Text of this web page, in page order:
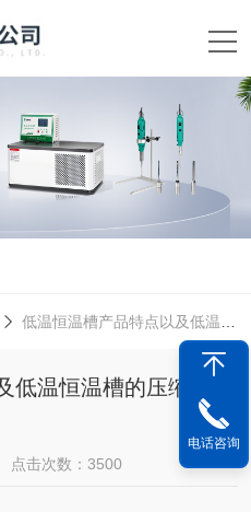
低温恒温槽产品特点以及低温恒温槽的压缩机注释
温恒温槽的压缩机注
点击次数：3500
电话咨询